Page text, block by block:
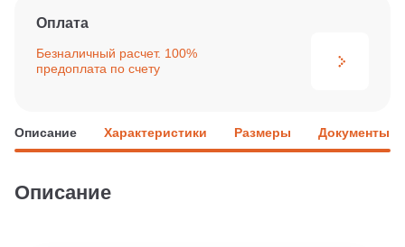
Оплата
Безналичный расчет. 100%
предоплата по счету
Описание Характеристики Размеры Документы
Описание